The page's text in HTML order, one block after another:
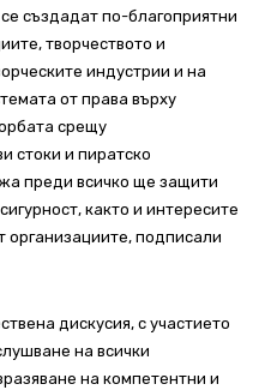
създадат по-благоприятни
творчеството и
индустрии и на
от права върху
срещу
стоки и пиратско
преди всичко ще защити
както и интересите
организациите, подписали
дискусия, с участието
на всички
на компетентни и